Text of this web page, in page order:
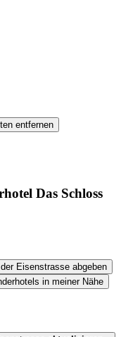
entfernen
Das Schloss
Eisenstrasse abgeben
in meiner Nähe